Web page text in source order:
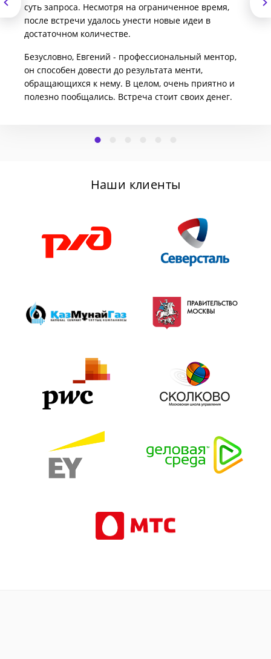
суть запроса. Несмотря на ограниченное время,
после встречи удалось унести новые идеи в
достаточном количестве.
Безусловно, Евгений - профессиональный ментор,
он способен довести до результата менти,
обращающихся к нему. В целом, очень приятно и
полезно пообщались. Встреча стоит своих денег.
Наши клиенты